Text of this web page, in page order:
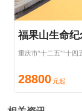
福果山生命纪
重庆市“十二五”“十
28800